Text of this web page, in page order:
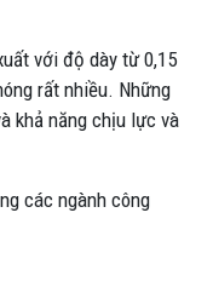
với độ dày từ 0,15
rất nhiều. Những
khả năng chịu lực và
các ngành công